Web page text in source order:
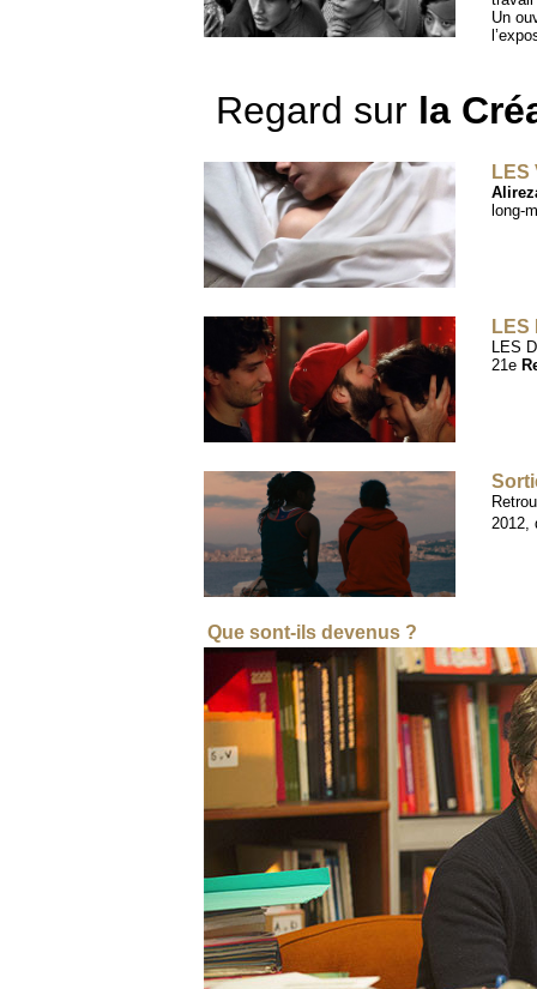
Un
Regard sur la
LES
long-
LES
LES
21e
2012,
Que sont-ils devenus ?